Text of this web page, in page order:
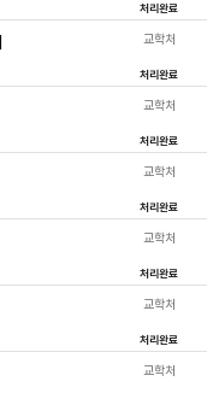
처리완료
교학처
처리완료
교학처
처리완료
교학처
처리완료
교학처
처리완료
교학처
처리완료
교학처